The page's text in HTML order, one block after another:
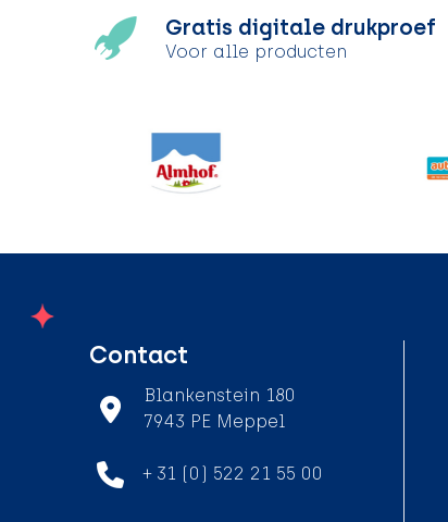
Gratis digitale drukproef
Voor alle producten
Contact
Blankenstein 180
7943 PE Meppel
+ 31 (0) 522 21 55 00